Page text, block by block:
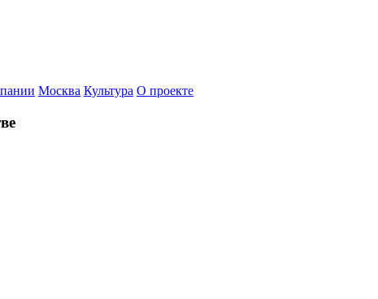
Москва Культура О проекте